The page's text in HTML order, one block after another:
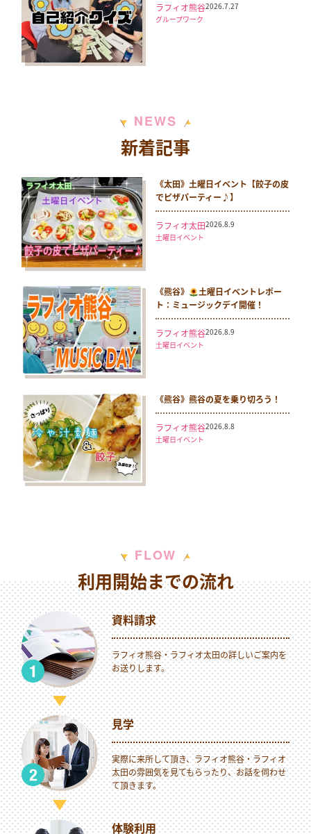
ラフィオ熊谷2026.7.27
グループワーク
NEWS
新着記事
《太田》土曜日イベント【餃子の皮
でピザパーティー♪】
ラフィオ太田2026.8.9
土曜日イベント
《熊谷》
土曜日イベントレポー
ト：ミュージックデイ開催！
ラフィオ熊谷2026.8.9
土曜日イベント
《熊谷》熊谷の夏を乗り切ろう！
ラフィオ熊谷2026.8.8
土曜日イベント
FLOW
利用開始までの流れ
資料請求
ラフィオ熊谷・ラフィオ太田の詳しいご案内を
お送りします。
見学
実際に来所して頂き、ラフィオ熊谷・ラフィオ
太田の雰囲気を見てもらったり、お話を伺わせ
て頂きます。
体験利用